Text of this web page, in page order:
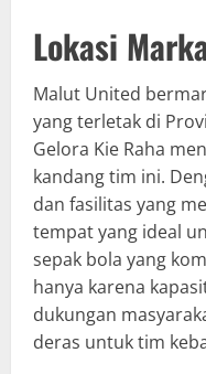
Lokasi
Malut United
yang terletak di
Gelora Kie Raha
kandang tim ini.
dan fasilitas yang
tempat yang ideal
sepak bola yang
hanya karena
dukungan
deras untuk tim